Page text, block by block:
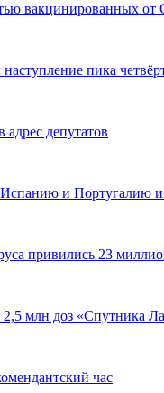
вакцинированных от
пика
депутатов
Испанию и Португалию
привились 23
млн доз «Спутника
час